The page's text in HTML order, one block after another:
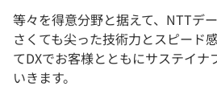
等々を得意分野と据えて、NTTデ
さくても尖った技術力とスピード
てDXでお客様とともにサステイナ
いきます。